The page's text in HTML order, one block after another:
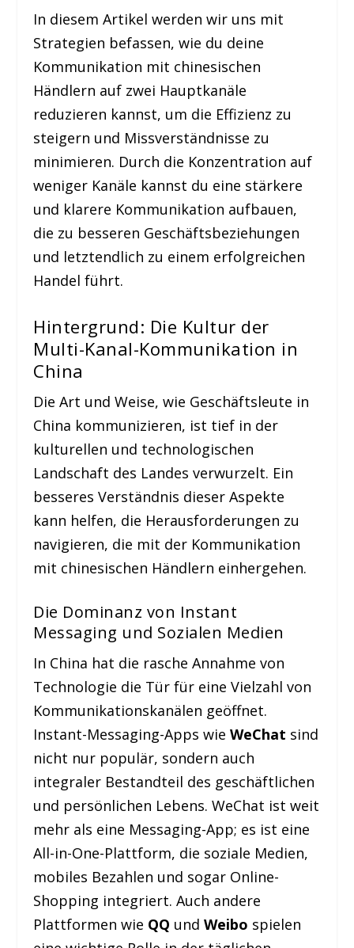
In diesem Artikel werden wir uns mit
Strategien befassen, wie du deine
Kommunikation mit chinesischen
Händlern auf zwei Hauptkanäle
reduzieren kannst, um die Effizienz zu
steigern und Missverständnisse zu
minimieren. Durch die Konzentration auf
weniger Kanäle kannst du eine stärkere
und klarere Kommunikation aufbauen,
die zu besseren Geschäftsbeziehungen
und letztendlich zu einem erfolgreichen
Handel führt.
Hintergrund: Die Kultur der
Multi-Kanal-Kommunikation in
China
Die Art und Weise, wie Geschäftsleute in
China kommunizieren, ist tief in der
kulturellen und technologischen
Landschaft des Landes verwurzelt. Ein
besseres Verständnis dieser Aspekte
kann helfen, die Herausforderungen zu
navigieren, die mit der Kommunikation
mit chinesischen Händlern einhergehen.
Die Dominanz von Instant
Messaging und Sozialen Medien
In China hat die rasche Annahme von
Technologie die Tür für eine Vielzahl von
Kommunikationskanälen geöffnet.
Instant-Messaging-Apps wieWeChat sind
nicht nur populär, sondern auch
integraler Bestandteil des geschäftlichen
und persönlichen Lebens. WeChat ist weit
mehr als eine Messaging-App; es ist eine
All-in-One-Plattform, die soziale Medien,
mobiles Bezahlen und sogar Online-
Shopping integriert. Auch andere
Plattformen wie QQ undWeibo spielen